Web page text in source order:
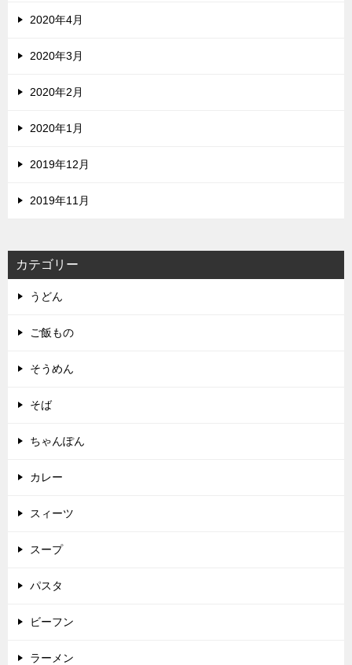
2020年4月
2020年3月
2020年2月
2020年1月
2019年12月
2019年11月
カテゴリー
うどん
ご飯もの
そうめん
そば
ちゃんぽん
カレー
スィーツ
スープ
パスタ
ビーフン
ラーメン